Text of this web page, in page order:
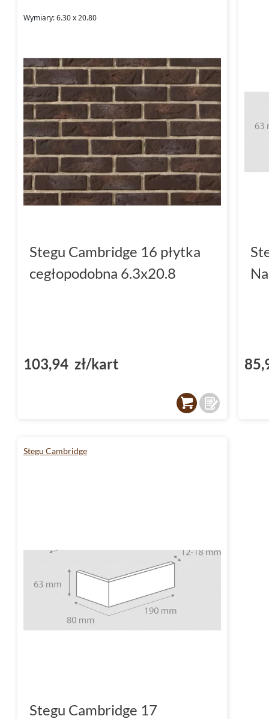
Wymiary: 6.30 x 20.80
Stegu Cambridge 16 płytka
cegłopodobna 6.3x20.8
103,94 zł/kart
Stegu Cambridge
Stegu Cambridge 17